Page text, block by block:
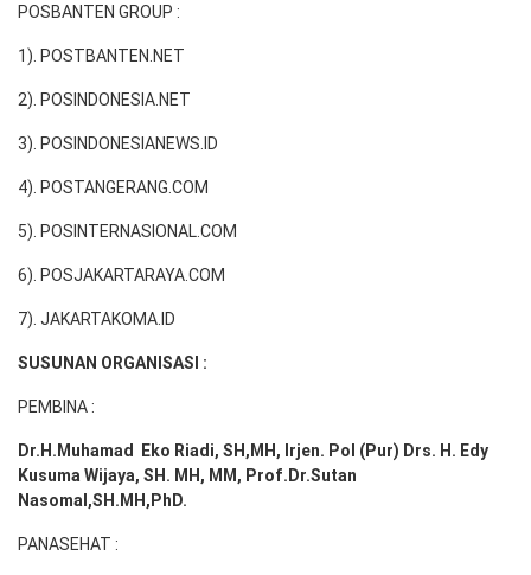
POSBANTEN GROUP :
1). POSTBANTEN.NET
2). POSINDONESIA.NET
3). POSINDONESIANEWS.ID
4). POSTANGERANG.COM
5). POSINTERNASIONAL.COM
6). POSJAKARTARAYA.COM
7). JAKARTAKOMA.ID
SUSUNAN ORGANISASI :
PEMBINA :
Dr.H.Muhamad Eko Riadi, SH,MH , Irjen. Pol (Pur) Drs. H. Edy
Kusuma Wijaya, SH. MH, MM, Prof. Dr.Sutan
Nasomal,SH.MH,PhD.
PANASEHAT :